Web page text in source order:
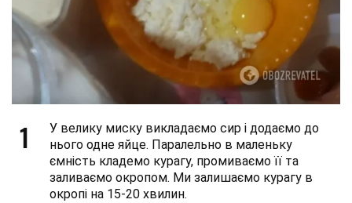
1
У велику миску викладаємо сир і додаємо до
нього одне яйце. Паралельно в маленьку
ємність кладемо курагу, промиваємо її та
заливаємо окропом. Ми залишаємо курагу в
окропі на 15-20 хвилин.